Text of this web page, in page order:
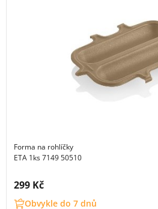
Forma na rohlíčky
ETA 1ks 7149 50510
Cena s DPH:
299 Kč
Obvykle do 7 dnů